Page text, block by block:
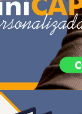
mini pasta